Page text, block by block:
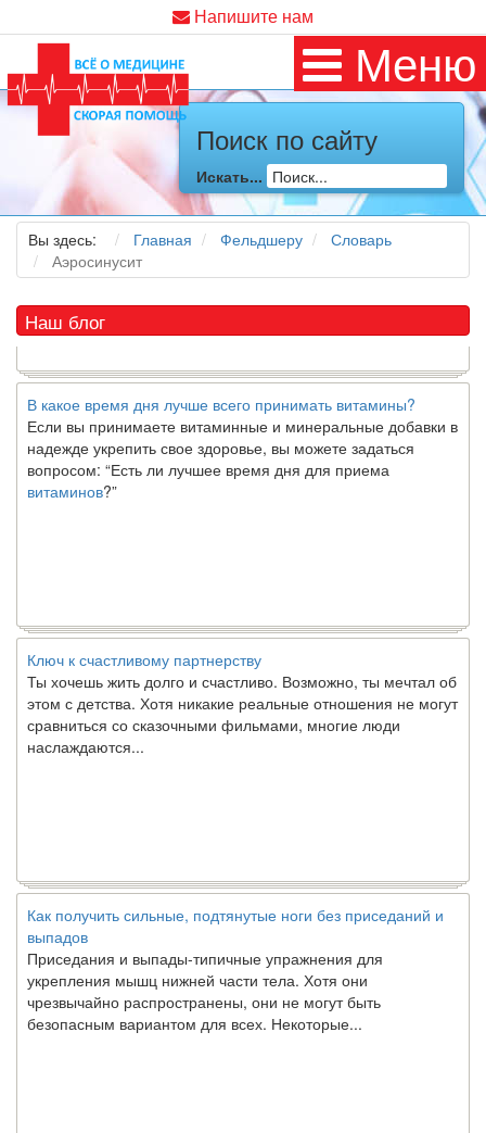
Напишите нам
Меню
Поиск по сайту
Искать...
Вы здесь: Главная Фельдшеру
Словарь
Аэросинусит
Наш блог
, я вижу, что многие причудливые диеты
приходят в нашужизньи быстро исчезают из нее. Многие
из них это скорее наказание, чем способ питаться
правильно и влиять на...
7 Фактов об овсе, которые могут вас удивить
Овес-это натуральное цельное зерно, богатое своего рода
растворимой клетчаткой, которая может помочь вывести
“плохой” низкий уровень холестерина ЛПНП из вашего
организма....
В какое время дня лучше всего принимать витамины?
Если вы принимаете витаминные и минеральные добавки в
надежде укрепить свое здоровье, вы можете задаться
вопросом: “Есть ли лучшее время дня для приема
витаминов ?”
Ключ к счастливому партнерству
Ты хочешь жить долго и счастливо. Возможно, ты мечтал об
этом с детства. Хотя никакие реальные отношения не могут
сравниться со сказочными фильмами, многие люди
наслаждаются...
Как получить сильные, подтянутые ноги без приседаний и
выпадов
Приседания и выпады-типичные упражнения для
укрепления мышц нижней части тела. Хотя они
чрезвычайно распространены, они не могут быть
безопасным вариантом для всех. Некоторые...